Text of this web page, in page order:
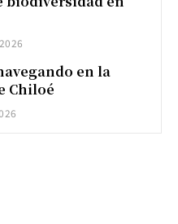
en la
Chiloé